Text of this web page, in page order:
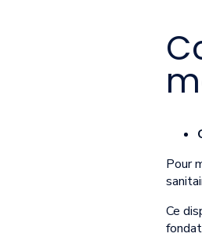
Pour
Ce